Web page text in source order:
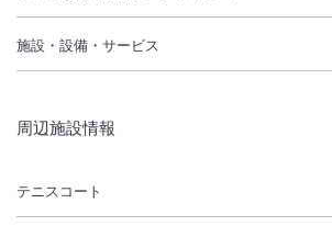
施設・設備・サービス
周辺施設情報
テニスコート